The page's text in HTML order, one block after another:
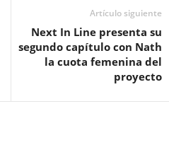
Artículo siguiente
Next In Line presenta su
segundo capítulo con Nath
la cuota femenina del
proyecto